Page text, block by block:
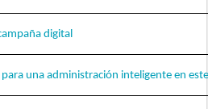
digital
para una administración inteligente en